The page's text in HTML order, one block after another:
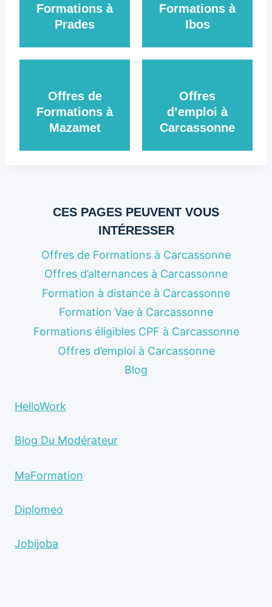
Formations à
Prades
Formations à
Ibos
Offres de
Formations à
Mazamet
Offres
d’emploi à
Carcassonne
CES PAGES PEUVENT VOUS
INTÉRESSER
Offres de Formations à Carcassonne
Offres d’alternances à Carcassonne
Formation à distance à Carcassonne
Formation Vae à Carcassonne
Formations éligibles CPF à Carcassonne
Offres d’emploi à Carcassonne
Blog
HelloWork
Blog Du Modérateur
MaFormation
Diplomeo
Jobijoba